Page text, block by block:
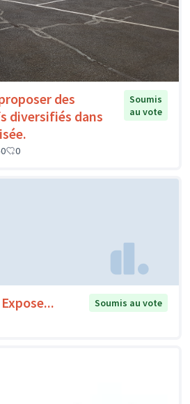
des
diversifiés dans
Soumis
au vote
0 0
Soumis au vote